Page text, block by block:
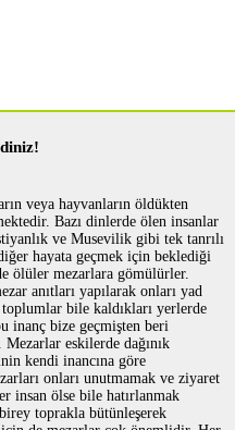
veya hayvanların öldükten
Bazı dinlerde ölen insanlar
ve Musevilik gibi tek tanrılı
hayata geçmek için beklediği
ölüler mezarlara gömülürler.
anıtları yapılarak onları yad
bile kaldıkları yerlerde
inanç bize geçmişten beri
Mezarlar eskilerde dağınık
kendi inancına göre
onları unutmamak ve ziyaret
insan ölse bile hatırlanmak
toprakla bütünleşerek